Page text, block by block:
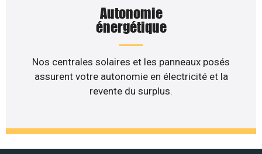
Autonomie
énergétique
Nos centrales solaires et les panneaux posés
assurent votre autonomie en électricité et la
revente du surplus.